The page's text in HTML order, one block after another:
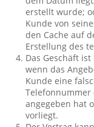
erstellt wurde;
Kunde von
den Cache auf
Erstellung des
Das Geschäft
wenn das
Kunde eine
angegeben hat
vorliegt.